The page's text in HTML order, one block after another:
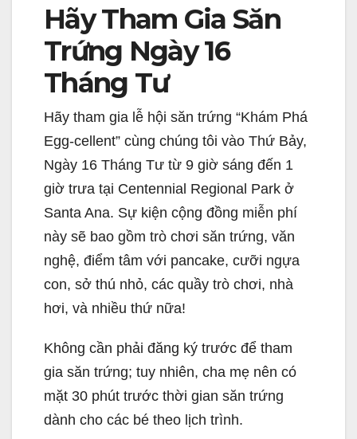
e
o
Hãy Tham Gia Săn
Trứng Ngày 16
Tháng Tư
Hãy tham gia lễ hội săn trứng “Khám Phá
Egg-cellent” cùng chúng tôi vào Thứ Bảy,
Ngày 16 Tháng Tư từ 9 giờ sáng đến 1
giờ trưa tại Centennial Regional Park ở
Santa Ana. Sự kiện cộng đồng miễn phí
này sẽ bao gồm trò chơi săn trứng, văn
nghệ, điểm tâm với pancake, cưỡi ngựa
con, sở thú nhỏ, các quầy trò chơi, nhà
hơi, và nhiều thứ nữa!
Không cần phải đăng ký trước để tham
gia săn trứng; tuy nhiên, cha mẹ nên có
mặt 30 phút trước thời gian săn trứng
dành cho các bé theo lịch trình.